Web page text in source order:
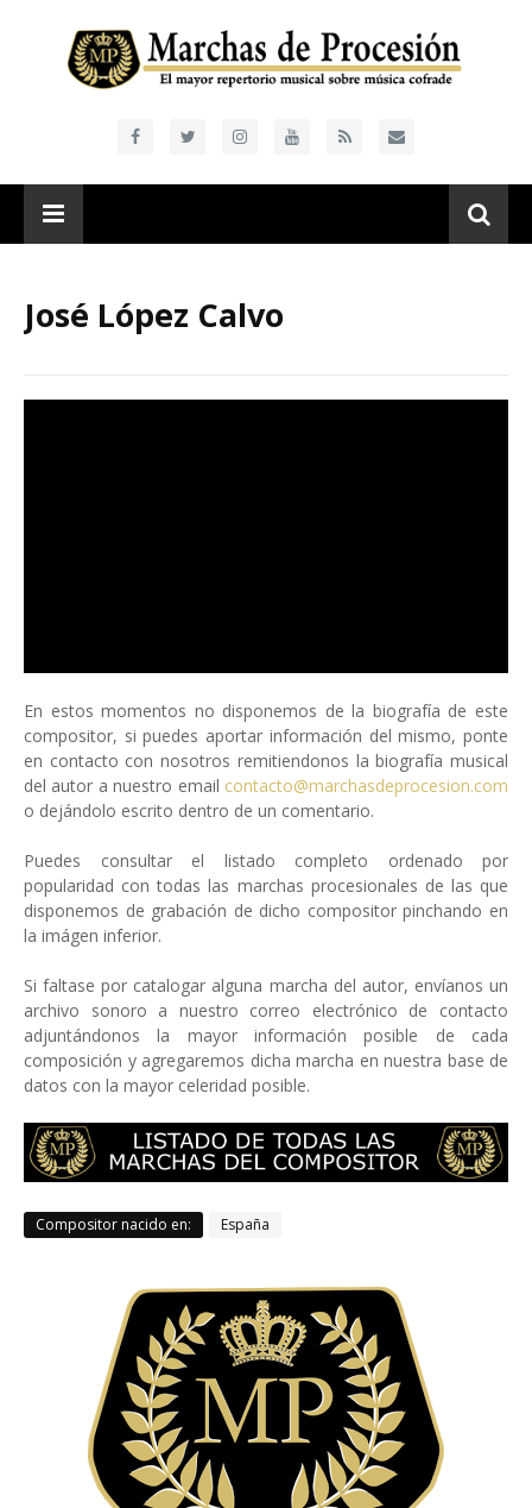
José López Calvo
En estos momentos no disponemos de la biografía de este
compositor, si puedes aportar información del mismo, ponte
en contacto con nosotros remitiendonos la biografía musical
del autor a nuestro email contacto@marchasdeprocesion.com
o dejándolo escrito dentro de un comentario.
Puedes consultar el listado completo ordenado por
popularidad con todas las marchas procesionales de las que
disponemos de grabación de dicho compositor pinchando en
la imágen inferior.
Si faltase por catalogar alguna marcha del autor, envíanos un
archivo sonoro a nuestro correo electrónico de contacto
adjuntándonos la mayor información posible de cada
composición y agregaremos dicha marcha en nuestra base de
datos con la mayor celeridad posible.
Compositor nacido en: España